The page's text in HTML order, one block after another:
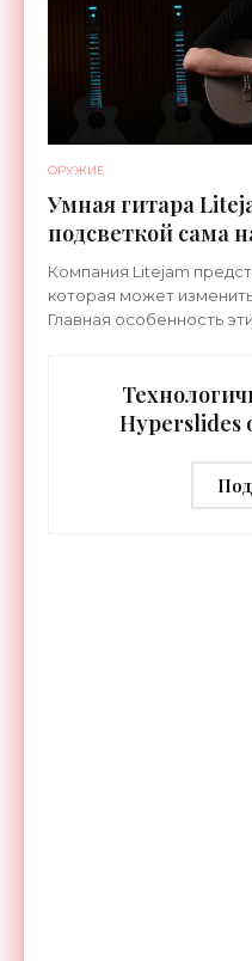
ОРУЖИЕ
Умная гитара
подсветкой сама
«Гаджеты»
Компания Litejam
которая может
Главная особенность
Hyperslides